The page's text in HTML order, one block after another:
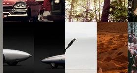
легендарного
Уильяма
Кляйна ...
Пейзажи Яна
Корнстедта